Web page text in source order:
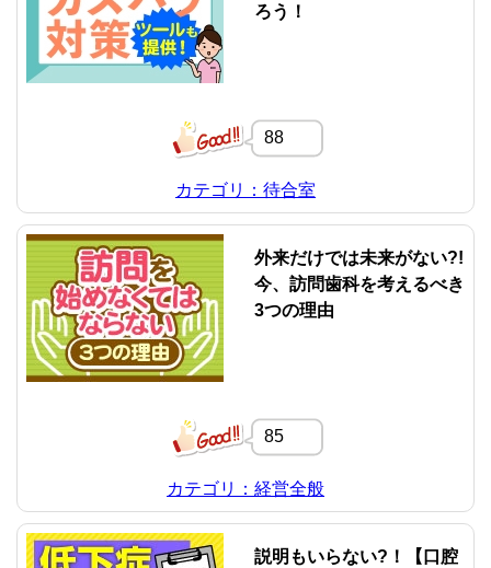
ろう！
88
カテゴリ：待合室
外来だけでは未来がない?!
今、訪問歯科を考えるべき
3つの理由
85
カテゴリ：経営全般
説明もいらない?！【口腔